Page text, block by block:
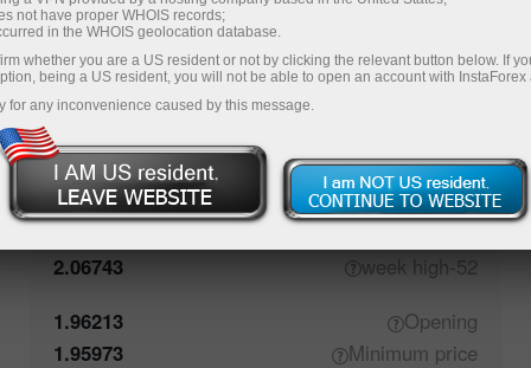
1.96304
76.92%
Traders' feedback
23.08%
Closing
1.96215
Maximumprice
1.96617
52-week
high
2.06743
Opening
1.96213
Minimum price
1.95973
not have proper WHOIS records;
in the WHOIS geolocation database.
whether you are a US resident or not by clicking the relevant button below. If
being a US resident, you will not be able to open an account with InstaForex
for any inconvenience caused by this message.